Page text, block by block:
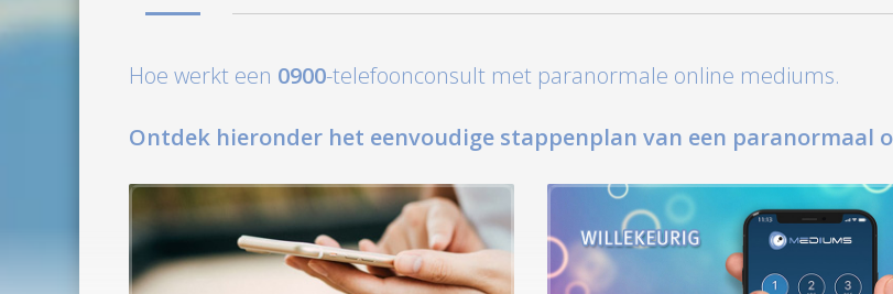
Hoe werkt een 0900-telefoonconsult met paranormale online mediums.
Ontdek hieronder het eenvoudige stappenplan van een paranormaal